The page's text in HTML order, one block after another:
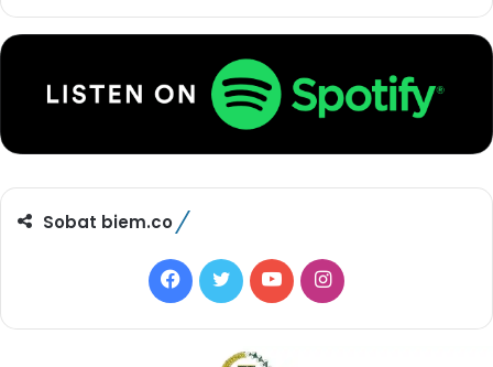
Sobat biem.co
F
a
T
w
Y
o
I
n